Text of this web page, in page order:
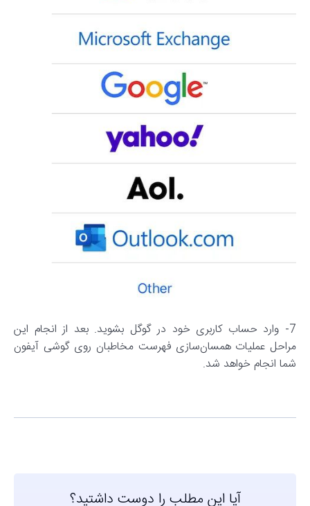
7- وارد حساب کاربری خود در گوگل بشوید. بعد از انجام این
مراحل عملیات همسان‌سازی فهرست مخاطبان روی گوشی آیفون
شما انجام خواهد شد.
آیا این مطلب را دوست داشتید؟